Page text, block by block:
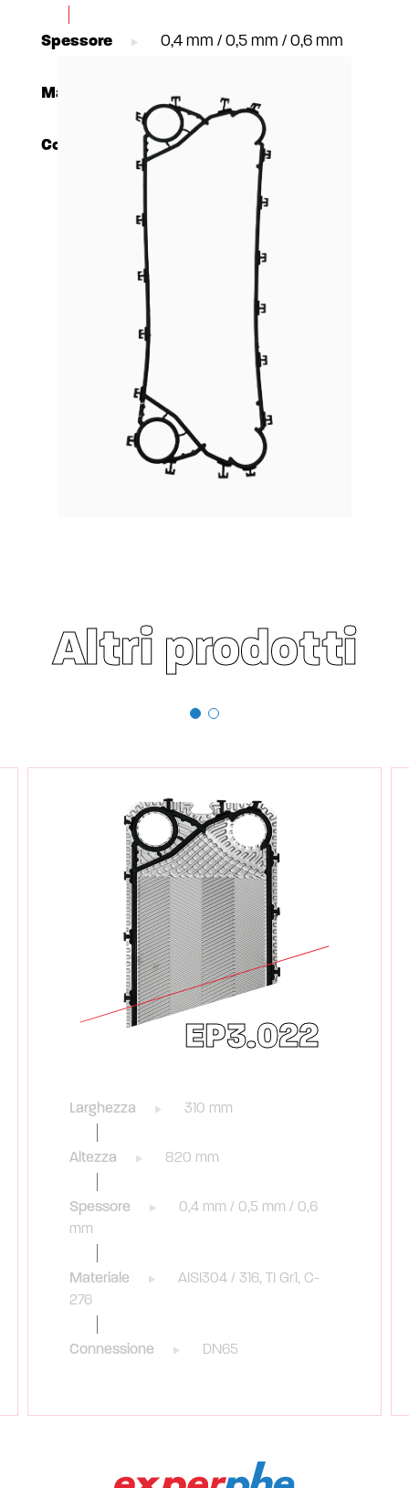
Spessore 0,4 mm / 0,5 mm / 0,6 mm
Materiale AISI304 / 316, TI Gr1, C-276
Connessione DN65
Altri prodotti
EP3.022
Larghezza 310 mm
Altezza 820 mm
Spessore
0,4 mm / 0,5 mm / 0,6
mm
Materiale
AISI304 / 316, TI Gr1, C-
276
Connessione DN65